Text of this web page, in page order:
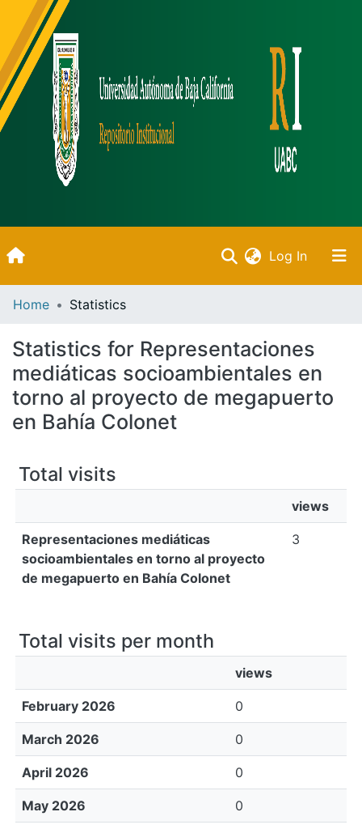
Log In(current)
All of DSpace
Bibliotecas
Home Statistics
Statistics for Representaciones
mediáticas socioambientales en
torno al proyecto de megapuerto
en Bahía Colonet
Total visits
views
Representaciones mediáticas
socioambientales en torno al proyecto
de megapuerto en Bahía Colonet
3
Total visits per month
views
February 2026 0
March 2026 0
April 2026 0
May 2026 0